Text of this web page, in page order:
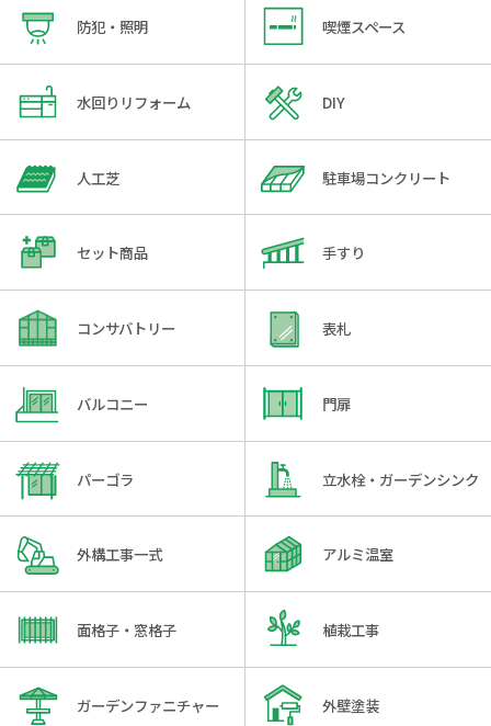
防犯・照明 喫煙スペース
水回りリフォーム DIY
人工芝 駐車場コンクリート
セット商品 手すり
コンサバトリー 表札
バルコニー 門扉
パーゴラ 立水栓・ガーデンシンク
外構工事一式 アルミ温室
面格子・窓格子 植栽工事
ガーデンファニチャー 外壁塗装